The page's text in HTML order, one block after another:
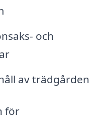
och
av trädgården
för